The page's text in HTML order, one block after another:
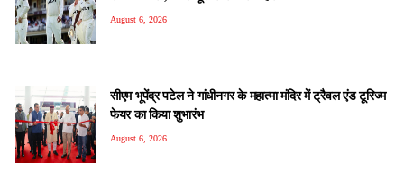
August 6, 2026
सीएम भूपेंद्र पटेल ने गांधीनगर के महात्मा मंदिर में ट्रैवल एंड टूरिज्म
फेयर का किया शुभारंभ
August 6, 2026